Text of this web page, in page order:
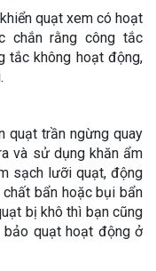
quạt xem có hoạt
chắn rằng công tắc
tắc không hoạt động,
quạt trần ngừng quay
và sử dụng khăn ẩm
sạch lưỡi quạt, động
bẩn hoặc bụi bẩn
bị khô thì bạn cũng
quạt hoạt động ở